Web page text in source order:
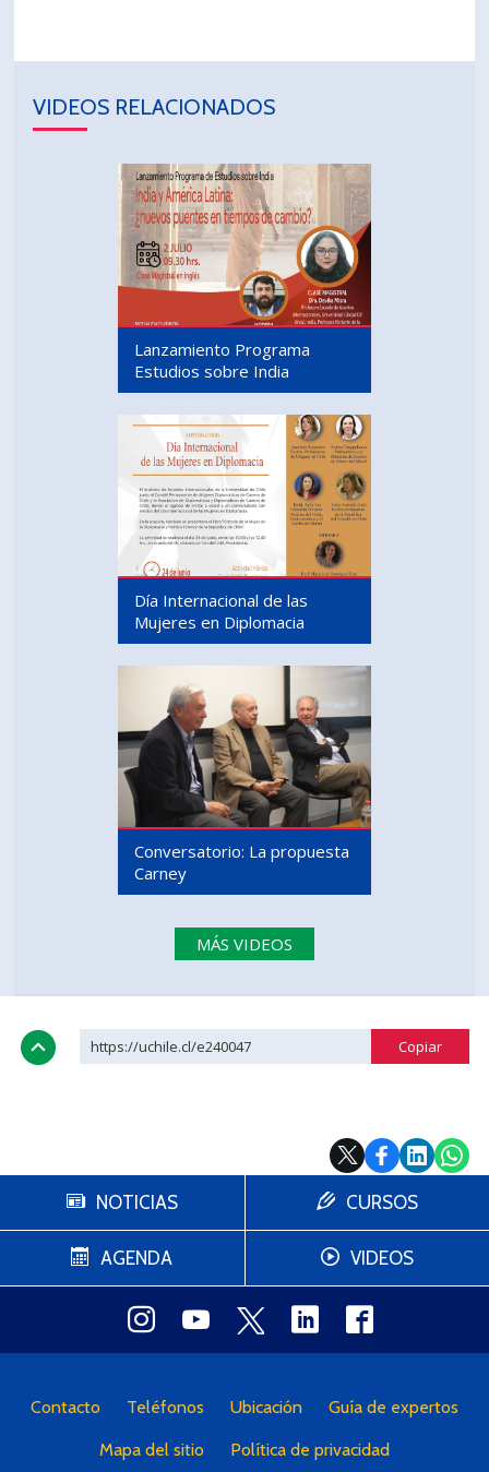
VIDEOS RELACIONADOS
Lanzamiento Programa
Estudios sobre India
Día Internacional de las
Mujeres en Diplomacia
Conversatorio: La propuesta
Carney
MÁS VIDEOS
https://uchile.cl/e240047
NOTICIAS
AGENDA
CURSOS
VIDEOS
Contacto Teléfonos Ubicación Guía de expertos
Mapa del sitio Política de privacidad